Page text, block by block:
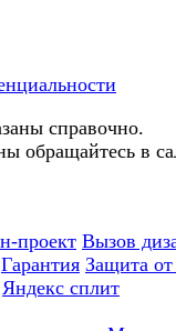
справочно.
обращайтесь в
проект Вызов
Гарантия Защита
Яндекс сплит